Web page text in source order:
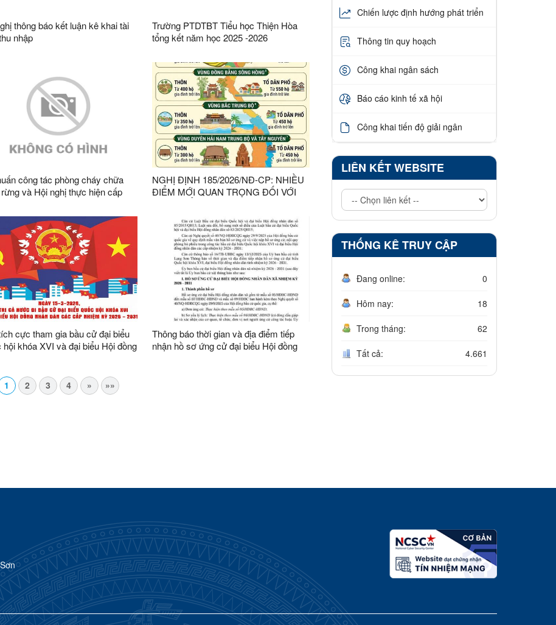
thông báo kết luận kê khai tài
nhập
Trường PTDTBT Tiểu học Thiện Hòa
tổng kết năm học 2025 -2026
công tác phòng cháy chữa
và Hội nghị thực hiện cấp
bàn xã
NGHỊ ĐỊNH 185/2026/NĐ-CP: NHIỀU
ĐIỂM MỚI QUAN TRỌNG ĐỐI VỚI
cực tham gia bầu cử đại biểu
hội khóa XVI và đại biểu Hội đồng
Thông báo thời gian và địa điểm tiếp
nhận hồ sơ ứng cử đại biểu Hội đồng
1 2 3 4 » »»
Chiến lược định hướng phát triển
Thông tin quy hoạch
Công khai ngân sách
Báo cáo kinh tế xã hội
Công khai tiến độ giải ngân
LIÊN KẾT WEBSITE
THỐNG KÊ TRUY CẬP
Đang online: 0
Hôm nay: 18
Trong tháng: 62
Tất cả: 4.661